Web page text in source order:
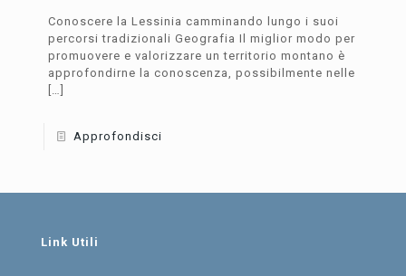
Conoscere la Lessinia camminando lungo i suoi
percorsi tradizionali Geografia Il miglior modo per
promuovere e valorizzare un territorio montano è
approfondirne la conoscenza, possibilmente nelle
Approfondisci
Link Utili